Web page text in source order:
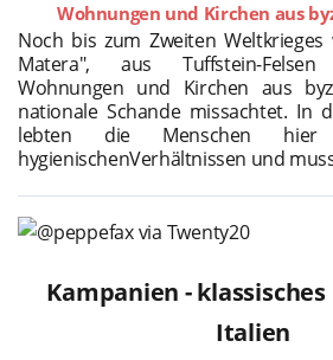
Wohnungen und Kirchen aus
Noch bis zum Zweiten
Matera", aus Tuffstein-Felsen
Wohnungen und Kirchen aus
nationale Schande missachtet. In
lebten die Menschen hier
hygienischenVerhältnissen und
Kampanien - klassisches
Italien